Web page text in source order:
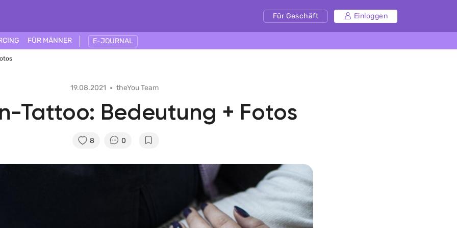
Für Geschäft Einloggen
FÜR MÄNNER E-JOURNAL
19.08.2021 theYou Team
Tattoo: Bedeutung + Fotos
8 0